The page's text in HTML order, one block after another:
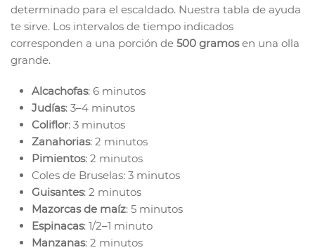
determinado para el escaldado. Nuestra tabla de ayuda
te sirve. Los intervalos de tiempo indicados
corresponden a una porción de 500 gramosen una olla
grande.
Alcachofas: 6 minutos
Judías: 3–4 minutos
Coliflor: 3 minutos
Zanahorias: 2 minutos
Pimientos: 2 minutos
Coles de Bruselas: 3 minutos
Guisantes: 2 minutos
Mazorcas de maíz: 5 minutos
Espinacas: 1/2–1 minuto
Manzanas: 2 minutos